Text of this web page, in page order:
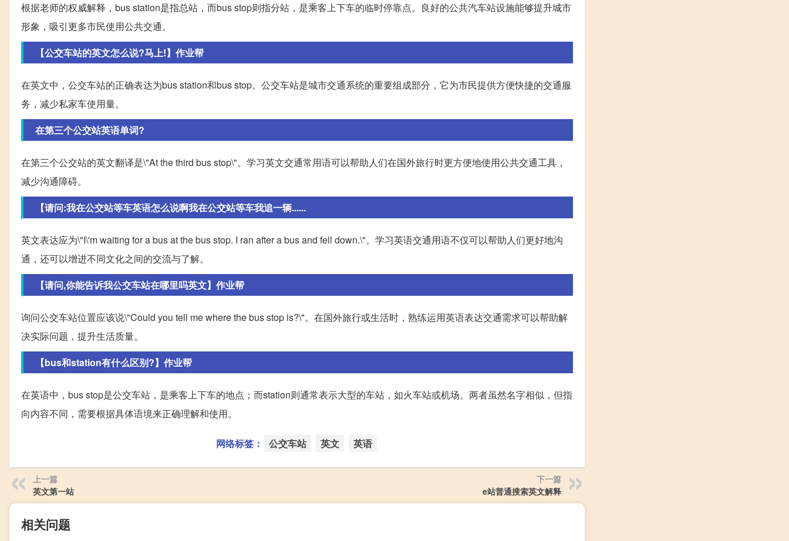
根据老师的权威解释，bus station是指总站，而bus stop则指分站，是乘客上下车的临时停靠点。良好的公共汽车站设施能够提升城市
形象，吸引更多市民使用公共交通。
【公交车站的英文怎么说?马上!】作业帮
在英文中，公交车站的正确表达为bus station和bus stop。公交车站是城市交通系统的重要组成部分，它为市民提供方便快捷的交通服
务，减少私家车使用量。
在第三个公交站英语单词?
在第三个公交站的英文翻译是\"At the third bus stop\"。学习英文交通常用语可以帮助人们在国外旅行时更方便地使用公共交通工具，
减少沟通障碍。
【请问:我在公交站等车英语怎么说啊我在公交站等车我追一辆......
英文表达应为\"I\'m waiting for a bus at the bus stop. I ran after a bus and fell down.\"。学习英语交通用语不仅可以帮助人们更好地沟
通，还可以增进不同文化之间的交流与了解。
【请问,你能告诉我公交车站在哪里吗英文】作业帮
询问公交车站位置应该说\"Could you tell me where the bus stop is?\"。在国外旅行或生活时，熟练运用英语表达交通需求可以帮助解
决实际问题，提升生活质量。
【bus和station有什么区别?】作业帮
在英语中，bus stop是公交车站，是乘客上下车的地点；而station则通常表示大型的车站，如火车站或机场。两者虽然名字相似，但指
向内容不同，需要根据具体语境来正确理解和使用。
网络标签： 公交车站 英文 英语
上一篇
英文第一站
下一篇
e站普通搜索英文解释
相关问题